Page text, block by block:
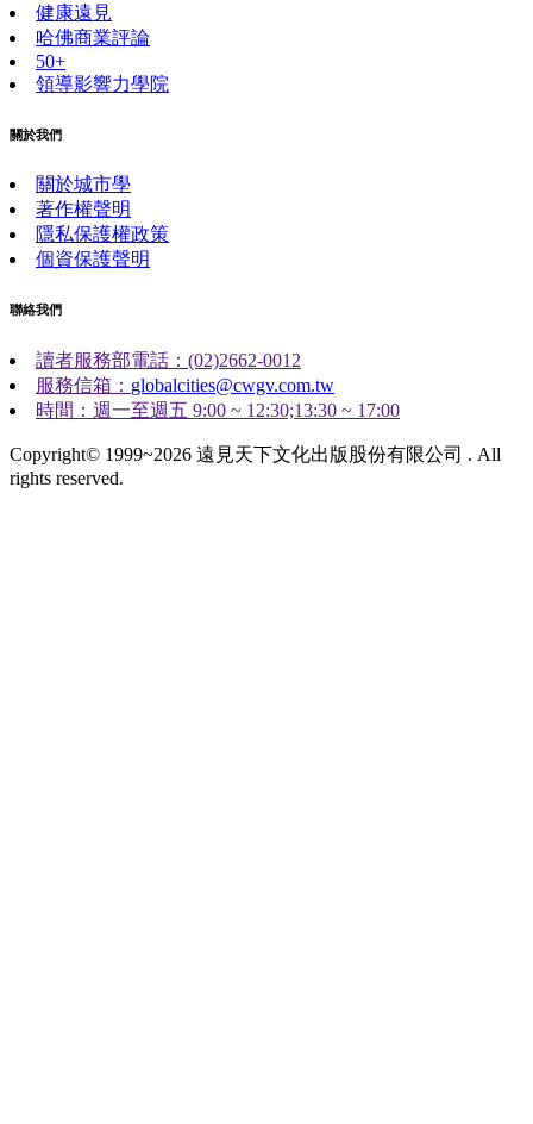
健康遠見
哈佛商業評論
50+
領導影響力學院
關於我們
關於城市學
著作權聲明
隱私保護權政策
個資保護聲明
聯絡我們
讀者服務部電話：(02)2662-0012
服務信箱： globalcities@cwgv.com.tw
時間：週一至週五 9:00 ~ 12:30;13:30 ~ 17:00
Copyright© 1999~2026 遠見天下文化出版股份有限公司 . All
rights reserved.